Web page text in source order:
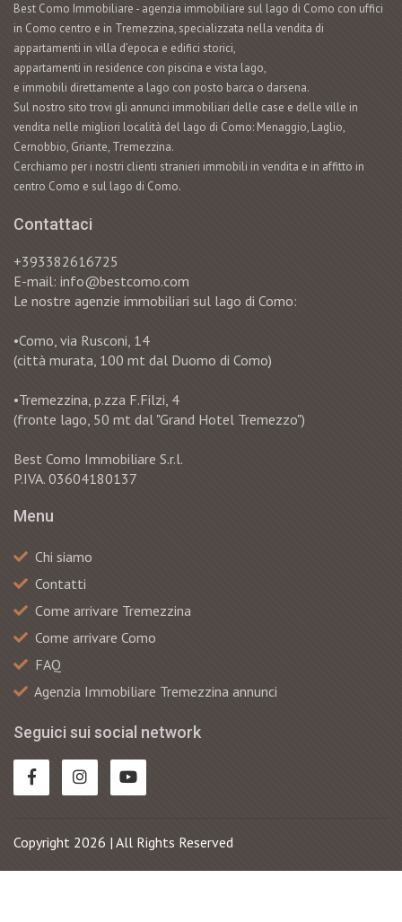
Best Como Immobiliare - agenzia immobiliare sul lago di Como con uffici
in Como centro e in Tremezzina, specializzata nella vendita di
appartamenti in villa d’epoca e edifici storici,
appartamenti in residence con piscina e vista lago,
e immobili direttamente a lago con posto barca o darsena.
Sul nostro sito trovi gli annunci immobiliari delle case e delle ville in
vendita nelle migliori località del lago di Como: Menaggio, Laglio,
Cernobbio, Griante, Tremezzina.
Cerchiamo per i nostri clienti stranieri immobili in vendita e in affitto in
centro Como e sul lago di Como.
Contattaci
+393382616725
E-mail: info@bestcomo.com
Le nostre agenzie immobiliari sul lago di Como:
•Como, via Rusconi, 14
(città murata, 100 mt dal Duomo di Como)
•Tremezzina, p.zza F.Filzi, 4
(fronte lago, 50 mt dal "Grand Hotel Tremezzo")
Best Como Immobiliare S.r.l.
P.IVA. 03604180137
Menu
Chi siamo
Contatti
Сome arrivare Tremezzina
Come arrivare Como
FAQ
Agenzia Immobiliare Tremezzina annunci
Seguici sui social network
Copyright 2026 | All Rights Reserved